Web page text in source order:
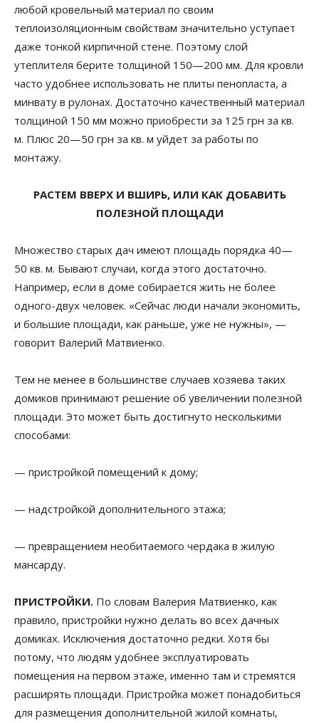
любой кровельный материал по своим
теплоизоляционным свойствам значительно уступает
даже тонкой кирпичной стене. Поэтому слой
утеплителя берите толщиной 150—200 мм. Для кровли
часто удобнее использовать не плиты пенопласта, а
минвату в рулонах. Достаточно качественный материал
толщиной 150 мм можно приобрести за 125 грн за кв.
м. Плюс 20—50 грн за кв. м уйдет за работы по
монтажу.
РАСТЕМ ВВЕРХ И ВШИРЬ, ИЛИ КАК ДОБАВИТЬ
ПОЛЕЗНОЙ ПЛОЩАДИ
Множество старых дач имеют площадь порядка 40—
50 кв. м. Бывают случаи, когда этого достаточно.
Например, если в доме собирается жить не более
одного-двух человек. «Сейчас люди начали экономить,
и большие площади, как раньше, уже не нужны», —
говорит Валерий Матвиенко.
Тем не менее в большинстве случаев хозяева таких
домиков принимают решение об увеличении полезной
площади. Это может быть достигнуто несколькими
способами:
— пристройкой помещений к дому;
— надстройкой дополнительного этажа;
— превращением необитаемого чердака в жилую
мансарду.
ПРИСТРОЙКИ. По словам Валерия Матвиенко, как
правило, пристройки нужно делать во всех дачных
домиках. Исключения достаточно редки. Хотя бы
потому, что людям удобнее эксплуатировать
помещения на первом этаже, именно там и стремятся
расширять площади. Пристройка может понадобиться
для размещения дополнительной жилой комнаты,